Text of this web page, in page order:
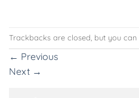
Trackbacks are closed, but you can
← Previous
Next →